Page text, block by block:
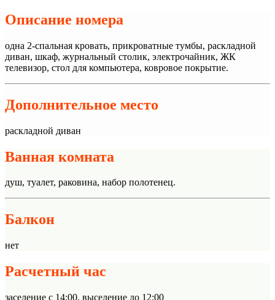
Описание номера
одна 2-спальная кровать, прикроватные тумбы, раскладной
диван, шкаф, журнальный столик, электрочайник, ЖК
телевизор, стол для компьютера, ковровое покрытие.
Дополнительное место
раскладной диван
Ванная комната
душ, туалет, раковина, набор полотенец.
Балкон
нет
Расчетный час
заселение с 14:00, выселение до 12:00